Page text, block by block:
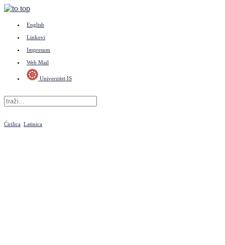
English
Linkovi
Impresum
Web Mail
Univerzitet IS
Ćirilica Latinica